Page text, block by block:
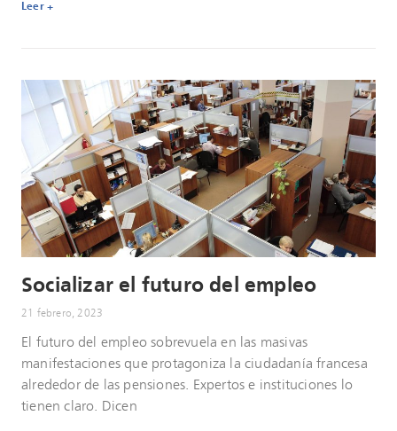
Leer +
Socializar el futuro del empleo
21 febrero, 2023
El futuro del empleo sobrevuela en las masivas
manifestaciones que protagoniza la ciudadanía francesa
alrededor de las pensiones. Expertos e instituciones lo
tienen claro. Dicen